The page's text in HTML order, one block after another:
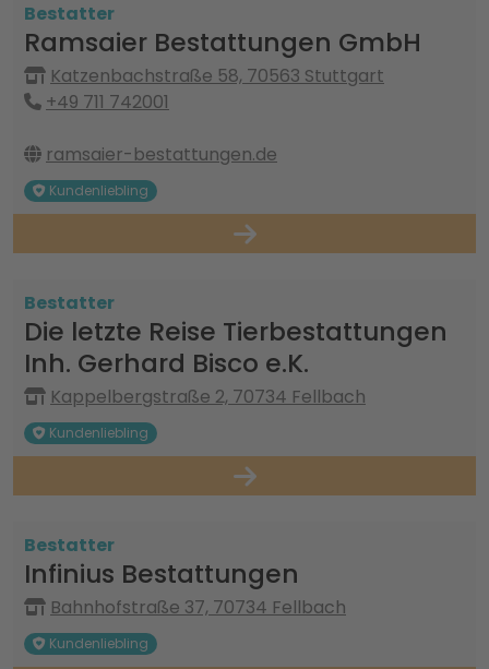
Bestatter
Ramsaier Bestattungen GmbH
Katzenbachstraße 58, 70563 Stuttgart
+49 711 742001
ramsaier-bestattungen.de
Kundenliebling
Bestatter
Die letzte Reise Tierbestattungen
Inh. Gerhard Bisco e.K.
Kappelbergstraße 2, 70734 Fellbach
Kundenliebling
Bestatter
Infinius Bestattungen
Bahnhofstraße 37, 70734 Fellbach
Kundenliebling